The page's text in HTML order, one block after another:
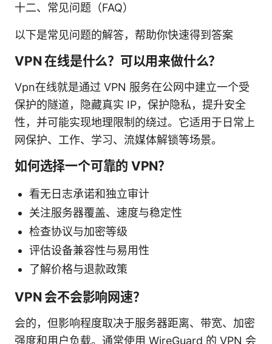
十二、常见问题（FAQ）
以下是常见问题的解答，帮助你快速得到答案
VPN 在线是什么？可以用来做什么？
Vpn在线就是通过 VPN 服务在公网中建立一个受
保护的隧道，隐藏真实 IP，保护隐私，提升安全
性，并可能实现地理限制的绕过。它适用于日常上
网保护、工作、学习、流媒体解锁等场景。
如何选择一个可靠的 VPN？
看无日志承诺和独立审计
关注服务器覆盖、速度与稳定性
检查协议与加密等级
评估设备兼容性与易用性
了解价格与退款政策
VPN 会不会影响网速？
会的，但影响程度取决于服务器距离、带宽、加密
强度和用户负载。通常使用 WireGuard 的 VPN 会